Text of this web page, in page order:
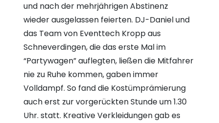
und nach der mehrjährigen Abstinenz
wieder ausgelassen feierten. DJ-Daniel und
das Team von Eventtech Kropp aus
Schneverdingen, die das erste Mal im
“Partywagen” auflegten, ließen die Mitfahrer
nie zu Ruhe kommen, gaben immer
Volldampf. So fand die Kostümprämierung
auch erst zur vorgerückten Stunde um 1.30
Uhr. statt. Kreative Verkleidungen gab es